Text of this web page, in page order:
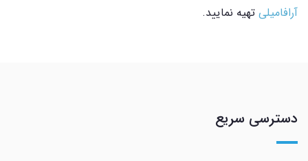
آرافامیلی تهیه نمایید.
دسترسی سریع